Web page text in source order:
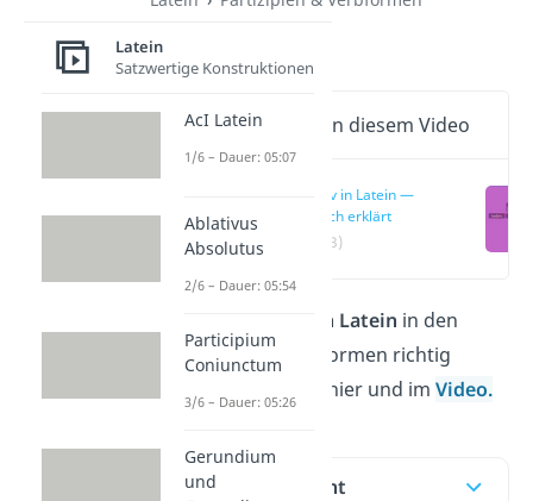
Passiv Latein
Wichtige Inhalte in diesem Video
Passiv in Latein —
einfach erklärt
(00:13)
ssiv in Latein in den
verschiedenen Zeitformen richtig
bildest, erfährst du hier und im Video.
Inhaltsübersicht
Latein
Satzwertige Konstruktionen
AcI Latein
1/6 – Dauer: 05:07
Ablativus
Absolutus
2/6 – Dauer: 05:54
Participium
Coniunctum
3/6 – Dauer: 05:26
Gerundium
und